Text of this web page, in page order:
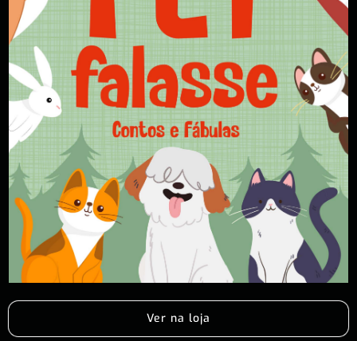
Ver na loja